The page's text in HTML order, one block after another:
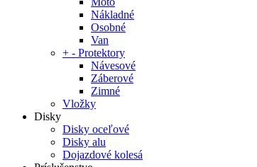
Nákladné
Osobné
Van
+ - Protektory
Návesové
Záberové
Zimné
Vložky
Disky
Disky oceľové
Disky alu
Dojazdové kolesá